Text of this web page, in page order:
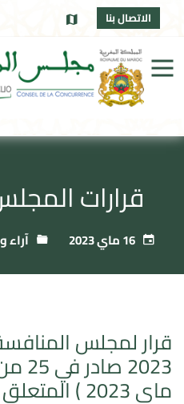
الاتصال بنا
قرارات المجلس
آراء